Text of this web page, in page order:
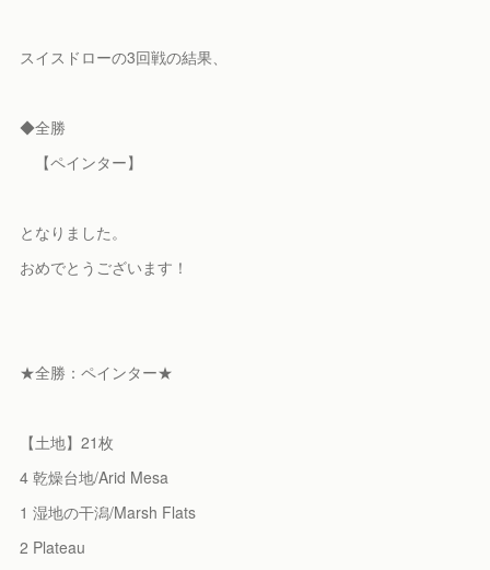
スイスドローの3回戦の結果、
◆全勝
【ペインター】
となりました。
おめでとうございます！
★全勝：ペインター★
【土地】21枚
4 乾燥台地/Arid Mesa
1 湿地の干潟/Marsh Flats
2 Plateau